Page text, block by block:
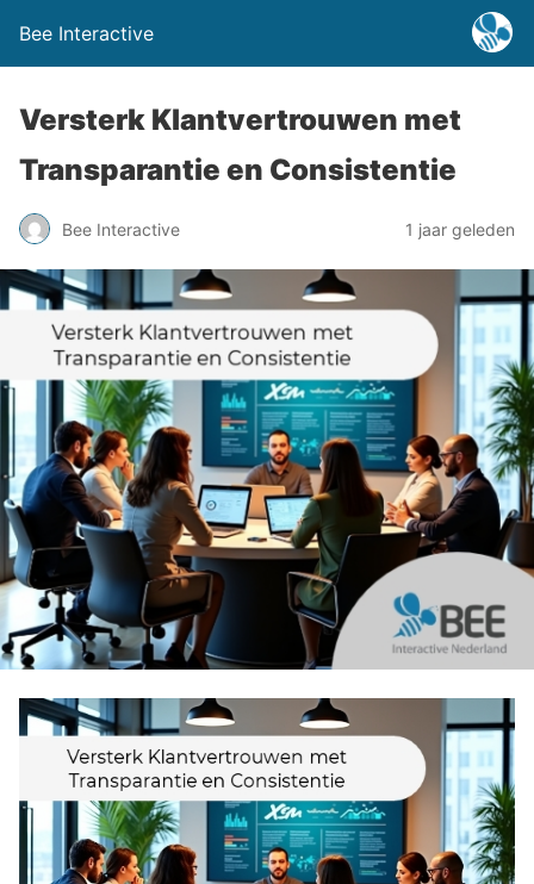
Bee Interactive
Versterk Klantvertrouwen met
Transparantie en Consistentie
Bee Interactive 1 jaar geleden